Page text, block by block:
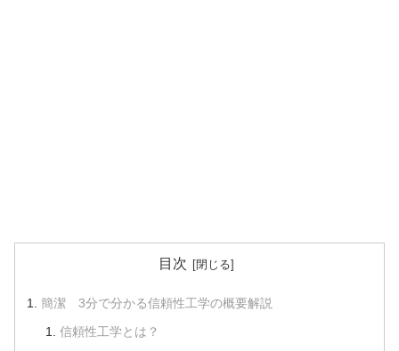
目次
簡潔 3分で分かる信頼性工学の概要解説
信頼性工学とは？